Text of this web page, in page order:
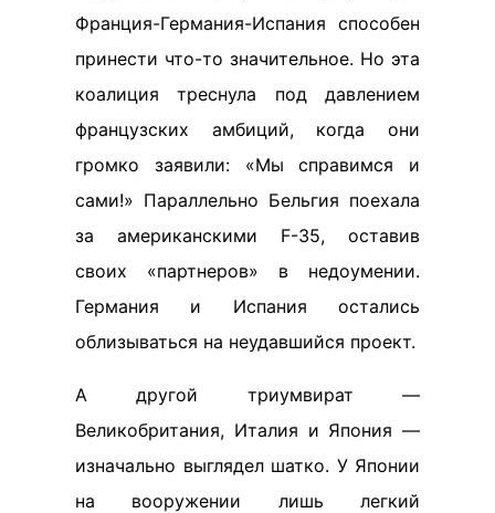
Франция-Германия-Испания способен
принести что-то значительное. Но эта
коалиция треснула под давлением
французских амбиций, когда они
громко заявили: «Мы справимся и
сами!» Параллельно Бельгия поехала
за американскими F-35, оставив
своих «партнеров» в недоумении.
Германия и Испания остались
облизываться на неудавшийся проект.
А другой триумвират —
Великобритания, Италия и Япония —
изначально выглядел шатко. У Японии
на вооружении лишь легкий